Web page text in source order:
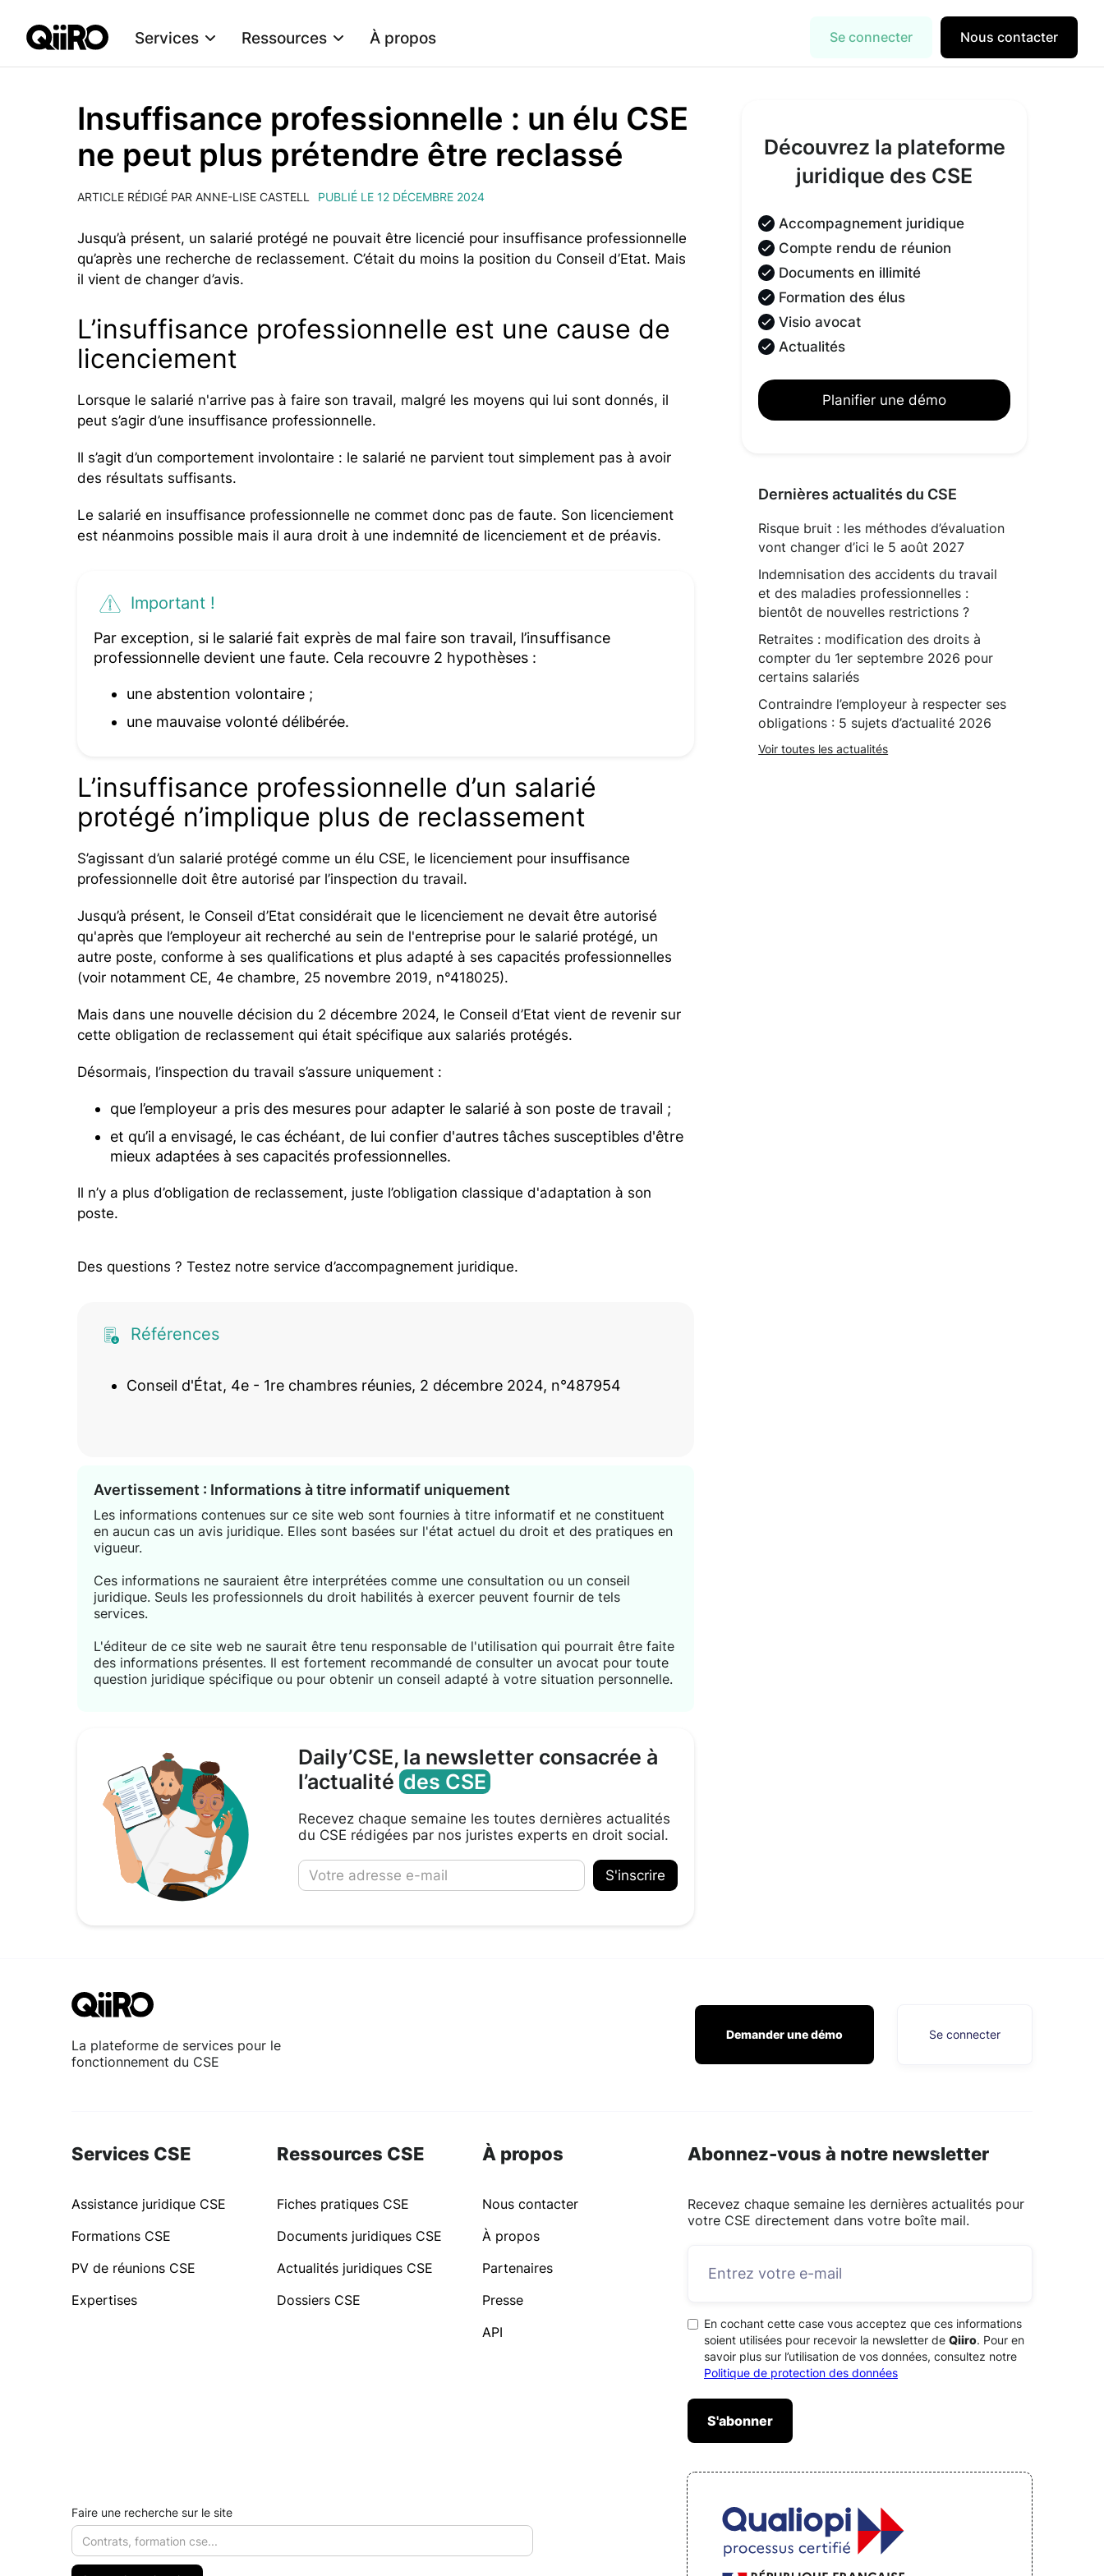
Services Ressources À propos Se connecter Nous contacter
Insuffisance professionnelle : un élu CSE
ne peut plus prétendre être reclassé
ARTICLE RÉDIGÉ PAR ANNE-LISE CASTELL PUBLIÉ LE 12 DÉCEMBRE 2024
Jusqu’à présent, un salarié protégé ne pouvait être licencié pour insuffisance professionnelle
qu’après une recherche de reclassement. C’était du moins la position du Conseil d’Etat. Mais
il vient de changer d’avis.
L’insuffisance professionnelle est une cause de
licenciement
Lorsque le salarié n'arrive pas à faire son travail, malgré les moyens qui lui sont donnés, il
peut s’agir d’une insuffisance professionnelle.
Il s’agit d’un comportement involontaire : le salarié ne parvient tout simplement pas à avoir
des résultats suffisants.
Le salarié en insuffisance professionnelle ne commet donc pas de faute. Son licenciement
est néanmoins possible mais il aura droit à une indemnité de licenciement et de préavis.
Important !
Par exception, si le salarié fait exprès de mal faire son travail, l’insuffisance
professionnelle devient une faute. Cela recouvre 2 hypothèses :
une abstention volontaire ;
une mauvaise volonté délibérée.
L’insuffisance professionnelle d’un salarié
protégé n’implique plus de reclassement
S’agissant d’un salarié protégé comme un élu CSE, le licenciement pour insuffisance
professionnelle doit être autorisé par l’inspection du travail.
Jusqu’à présent, le Conseil d’Etat considérait que le licenciement ne devait être autorisé
qu'après que l’employeur ait recherché au sein de l'entreprise pour le salarié protégé, un
autre poste, conforme à ses qualifications et plus adapté à ses capacités professionnelles
(voir notamment CE, 4e chambre, 25 novembre 2019, n°418025).
Mais dans une nouvelle décision du 2 décembre 2024, le Conseil d’Etat vient de revenir sur
cette obligation de reclassement qui était spécifique aux salariés protégés.
Désormais, l’inspection du travail s’assure uniquement :
que l’employeur a pris des mesures pour adapter le salarié à son poste de travail ;
et qu’il a envisagé, le cas échéant, de lui confier d'autres tâches susceptibles d'être
mieux adaptées à ses capacités professionnelles.
Il n’y a plus d’obligation de reclassement, juste l’obligation classique d'adaptation à son
poste.
Des questions ? Testez notre service d’accompagnement juridique.
Références
Conseil d'État, 4e - 1re chambres réunies, 2 décembre 2024, n°487954
Avertissement : Informations à titre informatif uniquement
Les informations contenues sur ce site web sont fournies à titre informatif et ne constituent
en aucun cas un avis juridique. Elles sont basées sur l'état actuel du droit et des pratiques en
vigueur.
Ces informations ne sauraient être interprétées comme une consultation ou un conseil
juridique. Seuls les professionnels du droit habilités à exercer peuvent fournir de tels
services.
L'éditeur de ce site web ne saurait être tenu responsable de l'utilisation qui pourrait être faite
des informations présentes. Il est fortement recommandé de consulter un avocat pour toute
question juridique spécifique ou pour obtenir un conseil adapté à votre situation personnelle.
Daily’CSE, la newsletter consacrée à
l’actualitédes CSE
Recevez chaque semaine les toutes dernières actualités
du CSE rédigées par nos juristes experts en droit social.
Découvrez la plateforme
juridique des CSE
Accompagnement juridique
Compte rendu de réunion
Documents en illimité
Formation des élus
Visio avocat
Actualités
Planifier une démo
Dernières actualités du CSE
Risque bruit : les méthodes d’évaluation
vont changer d’ici le 5 août 2027
Indemnisation des accidents du travail
et des maladies professionnelles :
bientôt de nouvelles restrictions ?
Retraites : modification des droits à
compter du 1er septembre 2026 pour
certains salariés
Contraindre l’employeur à respecter ses
obligations : 5 sujets d’actualité 2026
Voir toutes les actualités
La plateforme de services pour le
fonctionnement du CSE
Demander une démo Se connecter
Services CSE
Assistance juridique CSE
Formations CSE
PV de réunions CSE
Expertises
Ressources CSE
Fiches pratiques CSE
Documents juridiques CSE
Actualités juridiques CSE
Dossiers CSE
À propos
Nous contacter
À propos
Partenaires
Presse
API
Abonnez-vous à notre newsletter
Recevez chaque semaine les dernières actualités pour
votre CSE directement dans votre boîte mail.
En cochant cette case vous acceptez que ces informations
soient utilisées pour recevoir la newsletter de Qiiro. Pour en
savoir plus sur l’utilisation de vos données, consultez notre
Politique de protection des données
Faire une recherche sur le site